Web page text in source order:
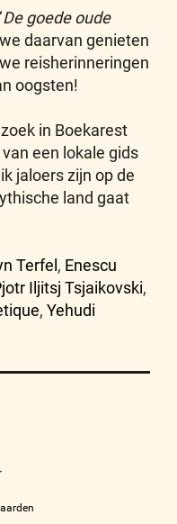
De goede oude
daarvan genieten
reisherinneringen
oogsten!
in Boekarest
een lokale gids
jaloers zijn op de
land gaat
Terfel , Enescu
Iljitsj Tsjaikovski,
, Yehudi